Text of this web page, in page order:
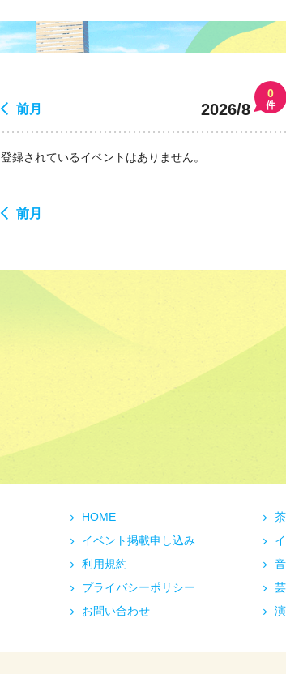
前月 2026/8
0
件
登録されているイベントはありません。
前月
HOME
イベント掲載申し込み
利用規約
プライバシーポリシー
お問い合わせ